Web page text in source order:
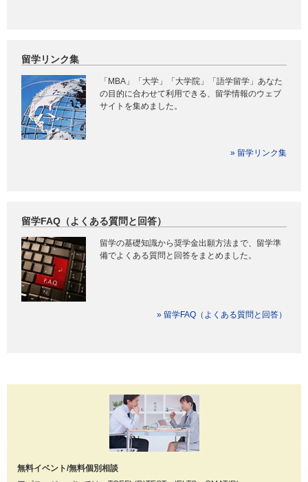
留学リンク集
「MBA」「大学」「大学院」「語学留学」あなた
の目的に合わせて利用できる、留学情報のウェブ
サイトを集めました。
» 留学リンク集
留学FAQ（よくある質問と回答）
留学の基礎知識から奨学金出願方法まで、留学準
備でよくある質問と回答をまとめました。
» 留学FAQ（よくある質問と回答）
無料イベント/無料個別相談